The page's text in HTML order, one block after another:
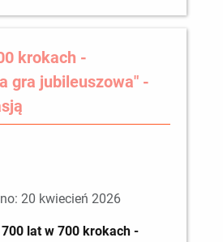
krokach -
gra jubileuszowa" -
20 kwiecień 2026
lat w 700 krokach -